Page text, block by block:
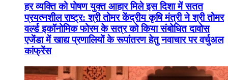
हर व्यक्ति को पोषण युक्त आहार मिले इस दिशा में सतत
प्रयत्नशील राष्ट्र: श्री तोमर केंद्रीय कृषि मंत्री ने श्री तोमर
वर्ल्ड इकॉनोमिक फोरम के सत्र को किया संबोधित दावोस
एजेंडा में खाद्य प्रणालियों के रूपांतरण हेतु नवाचार पर वर्चुअल
कांफ्रेंस